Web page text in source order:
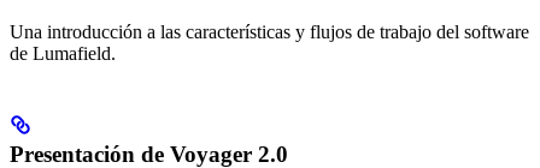
Una introducción a las características y flujos de trabajo del software
de Lumafield.
Presentación de Voyager 2.0